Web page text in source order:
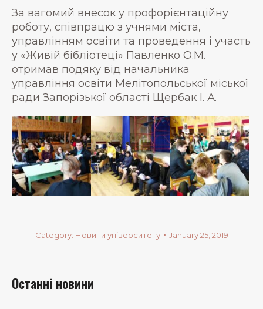
За вагомий внесок у профорієнтаційну
роботу, співпрацю з учнями міста,
управлінням освіти та проведення і участь
у «Живій бібліотеці» Павленко О.М.
отримав подяку від начальника
управління освіти Мелітопольської міської
ради Запорізької області Щербак І. А.
Category: Новини університету January 25, 2019
Останні новини